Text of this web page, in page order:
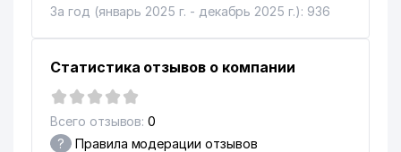
За год (январь 2025 г. - декабрь 2025 г.): 936
Статистика отзывов о компании
Всего отзывов: 0
? Правила модерации отзывов